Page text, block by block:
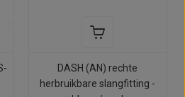
DASH (AN) rechte
herbruikbare slangfitting -